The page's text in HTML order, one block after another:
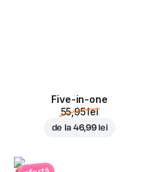
Five-in-one
55,95 lei
de la 46,99 lei